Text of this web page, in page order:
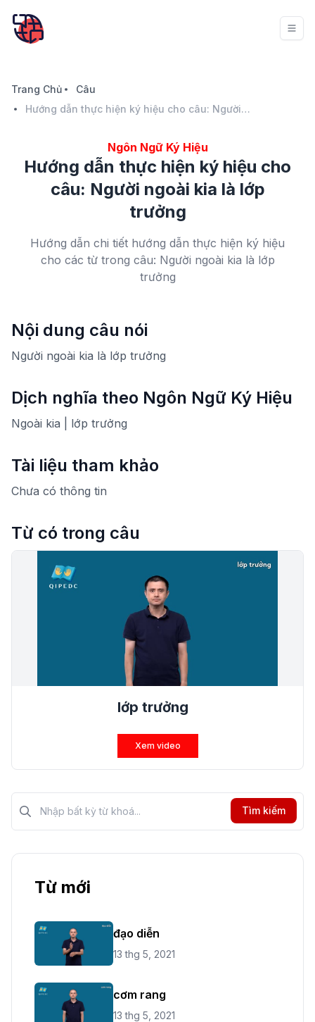
Trang Chủ
Câu
Hướng dẫn thực hiện ký hiệu cho câu: Người ngoài kia là lớp trưởng
Ngôn Ngữ Ký Hiệu
Hướng dẫn thực hiện ký hiệu cho
câu: Người ngoài kia là lớp
trưởng
Hướng dẫn chi tiết hướng dẫn thực hiện ký hiệu
cho các từ trong câu: Người ngoài kia là lớp
trưởng
Nội dung câu nói
Người ngoài kia là lớp trưởng
Dịch nghĩa theo Ngôn Ngữ Ký Hiệu
Ngoài kia | lớp trưởng
Tài liệu tham khảo
Chưa có thông tin
Từ có trong câu
lớp trưởng
Xem video
Tìm kiếm?>
Tìm kiếm
Từ mới
đạo diễn
13 thg 5, 2021
cơm rang
13 thg 5, 2021